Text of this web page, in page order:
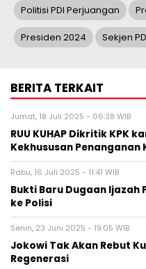
Politisi PDI Perjuangan
Presiden 2024 Sekjen
BERITA TERKAIT
Jumat, 18 Juli 2025 - 06:38 WIB
RUU KUHAP Dikritik KPK
Kekhususan Penanganan
Rabu, 16 Juli 2025 - 11:41 WIB
Bukti Baru Dugaan Ijazah
ke Polisi
Senin, 23 Juni 2025 - 19:05 WIB
Jokowi Tak Akan Rebut
Regenerasi